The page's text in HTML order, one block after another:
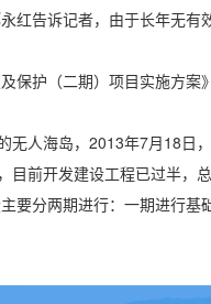
告诉记者，由于长年无有
护（二期）项目实施方案
人海岛，2013年7月18日
前开发建设工程已过半，
分两期进行：一期进行基